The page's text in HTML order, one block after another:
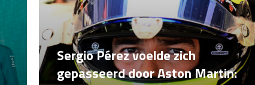
Sergio Pérez voelde zich
gepasseerd door Aston Martin: